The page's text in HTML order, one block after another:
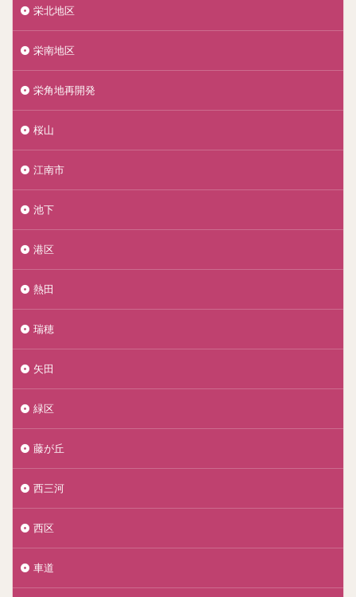
栄北地区
栄南地区
栄角地再開発
桜山
江南市
池下
港区
熱田
瑞穂
矢田
緑区
藤が丘
西三河
西区
車道